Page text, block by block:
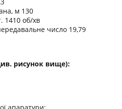
м 130
1410 об/хв
число 19,79
рисунок вище):